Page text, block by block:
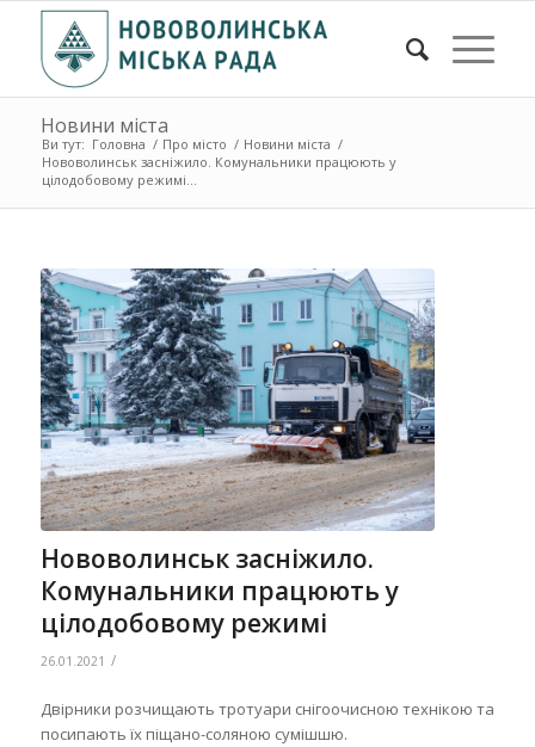
Новини міста
Ви тут: Головна / Про місто / Новини міста /
Нововолинськ засніжило. Комунальники працюють у
цілодобовому режимі...
Нововолинськ засніжило.
Комунальники працюють у
цілодобовому режимі
26.01.2021 /
Двірники розчищають тротуари снігоочисною технікою та
посипають їх піщано-соляною сумішшю.